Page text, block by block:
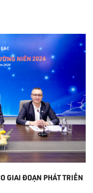
GIAI ĐOẠN PHÁT TRIỂN